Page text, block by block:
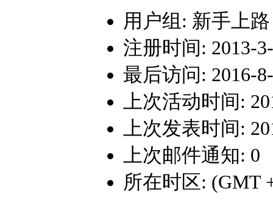
用户组: 新手上路
注册时间: 2013-
最后访问: 2016-
上次活动时间:
上次发表时间:
上次邮件通知: 0
所在时区: (GMT